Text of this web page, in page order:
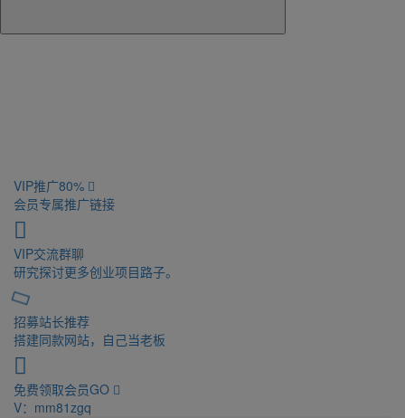
VIP推广80%
会员专属推广链接
VIP交流群聊
研究探讨更多创业项目路子。
招募站长推荐
搭建同款网站，自己当老板
免费领取会员GO
V：mm81zgq